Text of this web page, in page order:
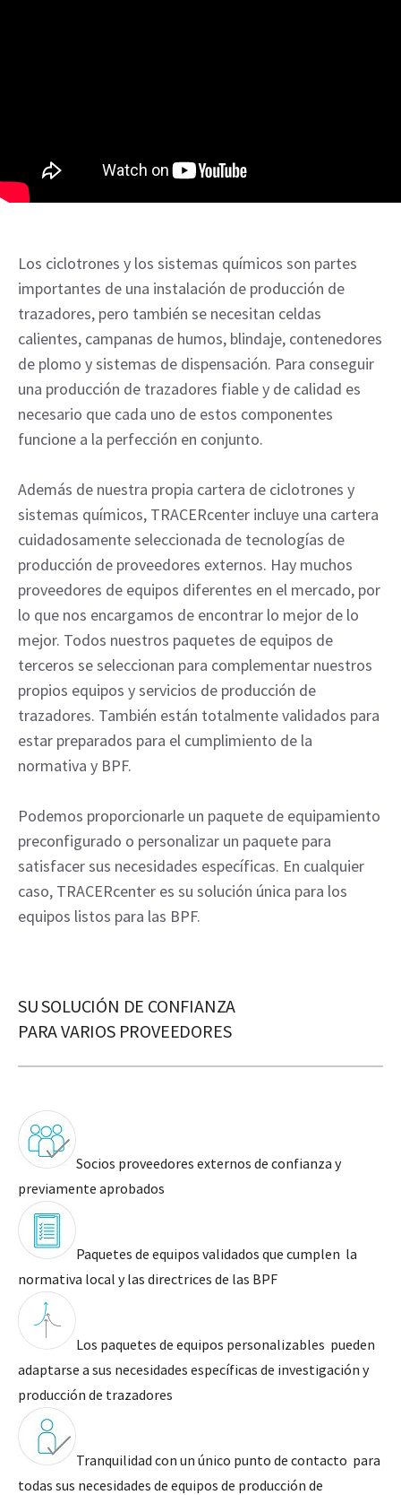
Los ciclotrones y los sistemas químicos son partes
importantes de una instalación de producción de
trazadores, pero también se necesitan celdas
calientes, campanas de humos, blindaje, contenedores
de plomo y sistemas de dispensación. Para conseguir
una producción de trazadores fiable y de calidad es
necesario que cada uno de estos componentes
funcione a la perfección en conjunto.
Además de nuestra propia cartera de ciclotrones y
sistemas químicos, TRACERcenter incluye una cartera
cuidadosamente seleccionada de tecnologías de
producción de proveedores externos. Hay muchos
proveedores de equipos diferentes en el mercado, por
lo que nos encargamos de encontrar lo mejor de lo
mejor. Todos nuestros paquetes de equipos de
terceros se seleccionan para complementar nuestros
propios equipos y servicios de producción de
trazadores. También están totalmente validados para
estar preparados para el cumplimiento de la
normativa y BPF.
Podemos proporcionarle un paquete de equipamiento
preconfigurado o personalizar un paquete para
satisfacer sus necesidades específicas. En cualquier
caso, TRACERcenter es su solución única para los
equipos listos para las BPF.
SU SOLUCIÓN DE CONFIANZA
PARA VARIOS PROVEEDORES
Socios proveedores externos de confianza y
previamente aprobados
Paquetes de equipos validados que cumplen la
normativa local y las directrices de las BPF
Los paquetes de equipos personalizables pueden
adaptarse a sus necesidades específicas de investigación y
producción de trazadores
Tranquilidad con un único punto de contacto para
todas sus necesidades de equipos de producción de